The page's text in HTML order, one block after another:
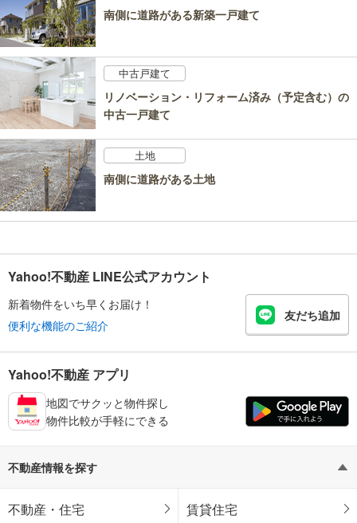
南側に道路がある新築一戸建て
中古戸建て
リノベーション・リフォーム済み（予定含む）の
中古一戸建て
土地
南側に道路がある土地
Yahoo!不動産 LINE公式アカウント
新着物件をいち早くお届け！
便利な機能のご紹介
友だち追加
Yahoo!不動産 アプリ
地図でサクッと物件探し
物件比較が手軽にできる
不動産情報を探す
不動産・住宅 賃貸住宅